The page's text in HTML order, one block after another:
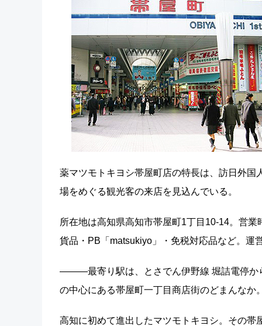
薬マツモトキヨシ帯屋町店の特長は、訪日外
場をめぐる観光客の来店を見込んでいる。
所在地は高知県高知市帯屋町1丁目10-14。営
貨品・PB「matsukiyo」・免税対応品など。運
―――最寄り駅は、とさでん伊野線 堀詰電停か
の中心にある帯屋町一丁目商店街のどまんなか
高知に初めて進出したマツモトキヨシ。その